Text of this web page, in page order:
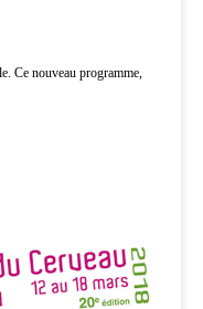
Ce nouveau programme,